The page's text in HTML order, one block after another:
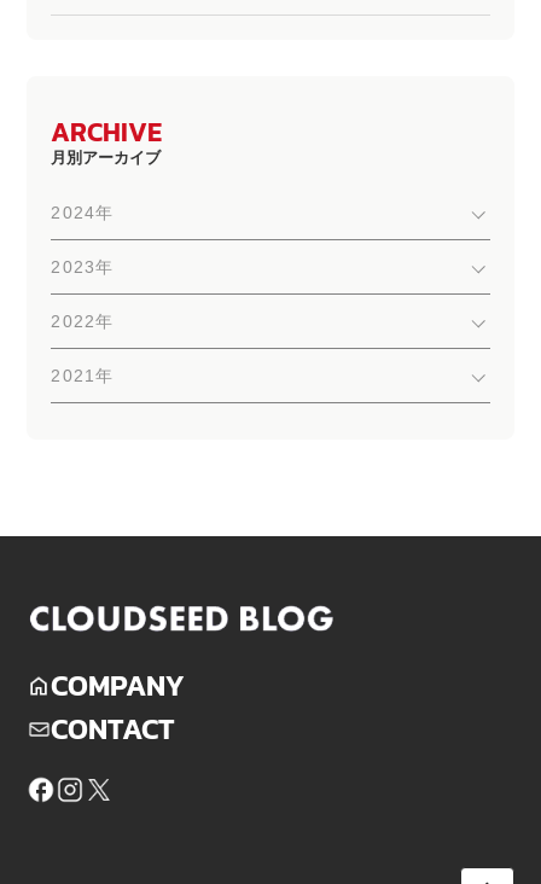
ARCHIVE
月別アーカイブ
2024年
2023年
2022年
2021年
COMPANY
CONTACT